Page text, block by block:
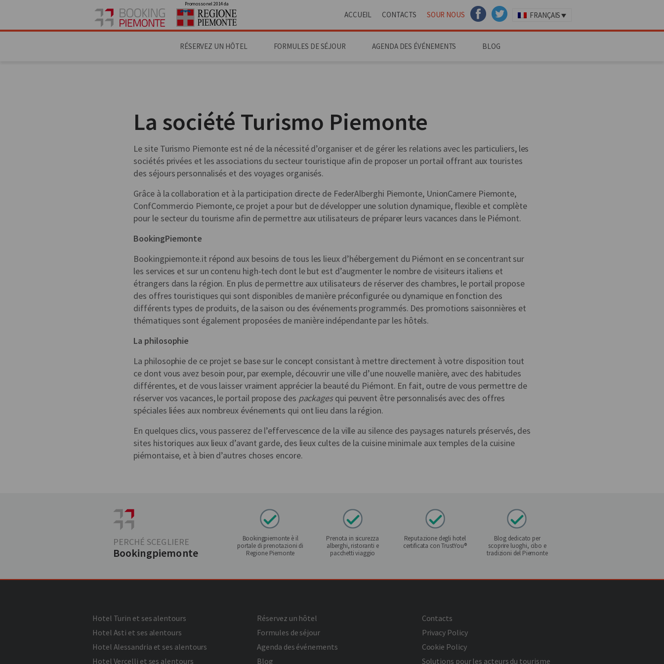
Promosso nel 2014 da
ACCUEIL CONTACTS SOUR NOUS
FACEBOOKTWITTER
FRANÇAIS
RÉSERVEZ UN HÔTEL FORMULES DE SÉJOUR AGENDA DES ÉVÉNEMENTS BLOG
La société Turismo Piemonte
Le site Turismo Piemonte est né de la nécessité d’organiser et de gérer les relations avec les particuliers, les
sociétés privées et les associations du secteur touristique afin de proposer un portail offrant aux touristes
des séjours personnalisés et des voyages organisés.
Grâce à la collaboration et à la participation directe de FederAlberghi Piemonte, UnionCamere Piemonte,
ConfCommercio Piemonte, ce projet a pour but de développer une solution dynamique, flexible et complète
pour le secteur du tourisme afin de permettre aux utilisateurs de préparer leurs vacances dans le Piémont.
BookingPiemonte
Bookingpiemonte.it répond aux besoins de tous les lieux d’hébergement du Piémont en se concentrant sur
les services et sur un contenu high-tech dont le but est d’augmenter le nombre de visiteurs italiens et
étrangers dans la région. En plus de permettre aux utilisateurs de réserver des chambres, le portail propose
des offres touristiques qui sont disponibles de manière préconfigurée ou dynamique en fonction des
différents types de produits, de la saison ou des événements programmés. Des promotions saisonnières et
thématiques sont également proposées de manière indépendante par les hôtels.
La philosophie
La philosophie de ce projet se base sur le concept consistant à mettre directement à votre disposition tout
ce dont vous avez besoin pour, par exemple, découvrir une ville d’une nouvelle manière, avec des habitudes
différentes, et de vous laisser vraiment apprécier la beauté du Piémont. En fait, outre de vous permettre de
réserver vos vacances, le portail propose des packagesqui peuvent être personnalisés avec des offres
spéciales liées aux nombreux événements qui ont lieu dans la région.
En quelques clics, vous passerez de l’effervescence de la ville au silence des paysages naturels préservés, des
sites historiques aux lieux d’avant garde, des lieux cultes de la cuisine minimale aux temples de la cuisine
piémontaise, et à bien d’autres choses encore.
PERCHÉ SCEGLIERE
Bookingpiemonte
Bookingpiemonte è il
portale di prenotazioni di
Regione Piemonte
Prenota in sicurezza
alberghi, ristoranti e
pacchetti viaggio
Reputazione degli hotel
certificata con TrustYou®
Blog dedicato per
scoprire luoghi, cibo e
tradizioni del Piemonte
Hotel Turin et ses alentours
Hotel Asti et ses alentours
Hotel Alessandria et ses alentours
Hotel Vercelli et ses alentours
Réservez un hôtel
Formules de séjour
Agenda des événements
Blog
Contacts
Privacy Policy
Cookie Policy
Solutions pour les acteurs du tourisme